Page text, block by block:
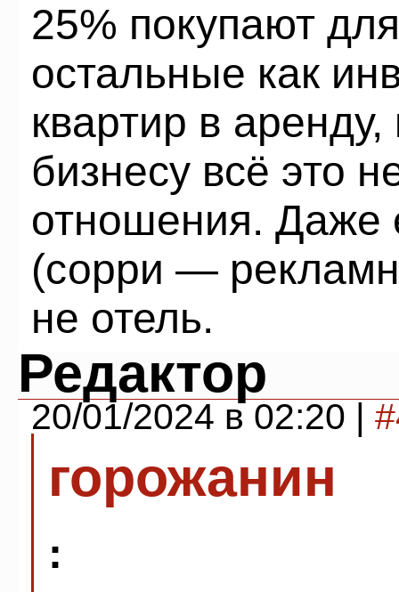
25% покупают
остальные как
квартир в
бизнесу всё это
отношения. Даже
(сорри —
не отель.
Редактор
20/01/2024 в 02:20 |
горожанин
: